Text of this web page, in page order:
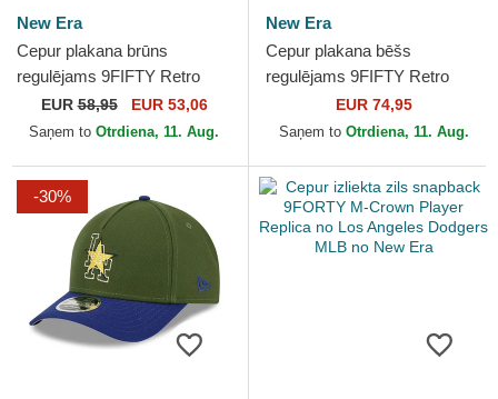
New Era
Cepur plakana brūns
regulējams 9FIFTY Retro
Crown Wool Pinstripe no Los
Angeles Dodgers MLB no...
EUR58,95 EUR 53,06
Saņem to Otrdiena, 11. Aug.
New Era
Cepur plakana bēšs
regulējams 9FIFTY Retro
Crown Heritage no New York
Yankees MLB no New Era
EUR 74,95
Saņem to Otrdiena, 11. Aug.
-30%